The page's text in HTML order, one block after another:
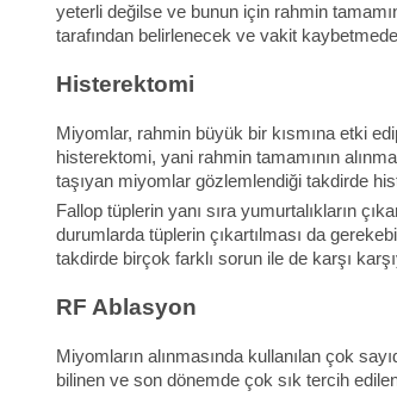
yeterli değilse ve bunun için rahmin
tarafından belirlenecek ve vakit
Histerektomi
Miyomlar, rahmin büyük bir kısmına etki
histerektomi, yani rahmin tamamının
taşıyan miyomlar gözlemlendiği takdirde
Fallop tüplerin yanı sıra yumurtalıkların
durumlarda tüplerin çıkartılması da
takdirde birçok farklı sorun ile de karşı
RF Ablasyon
Miyomların alınmasında kullanılan çok
bilinen ve son dönemde çok sık tercih